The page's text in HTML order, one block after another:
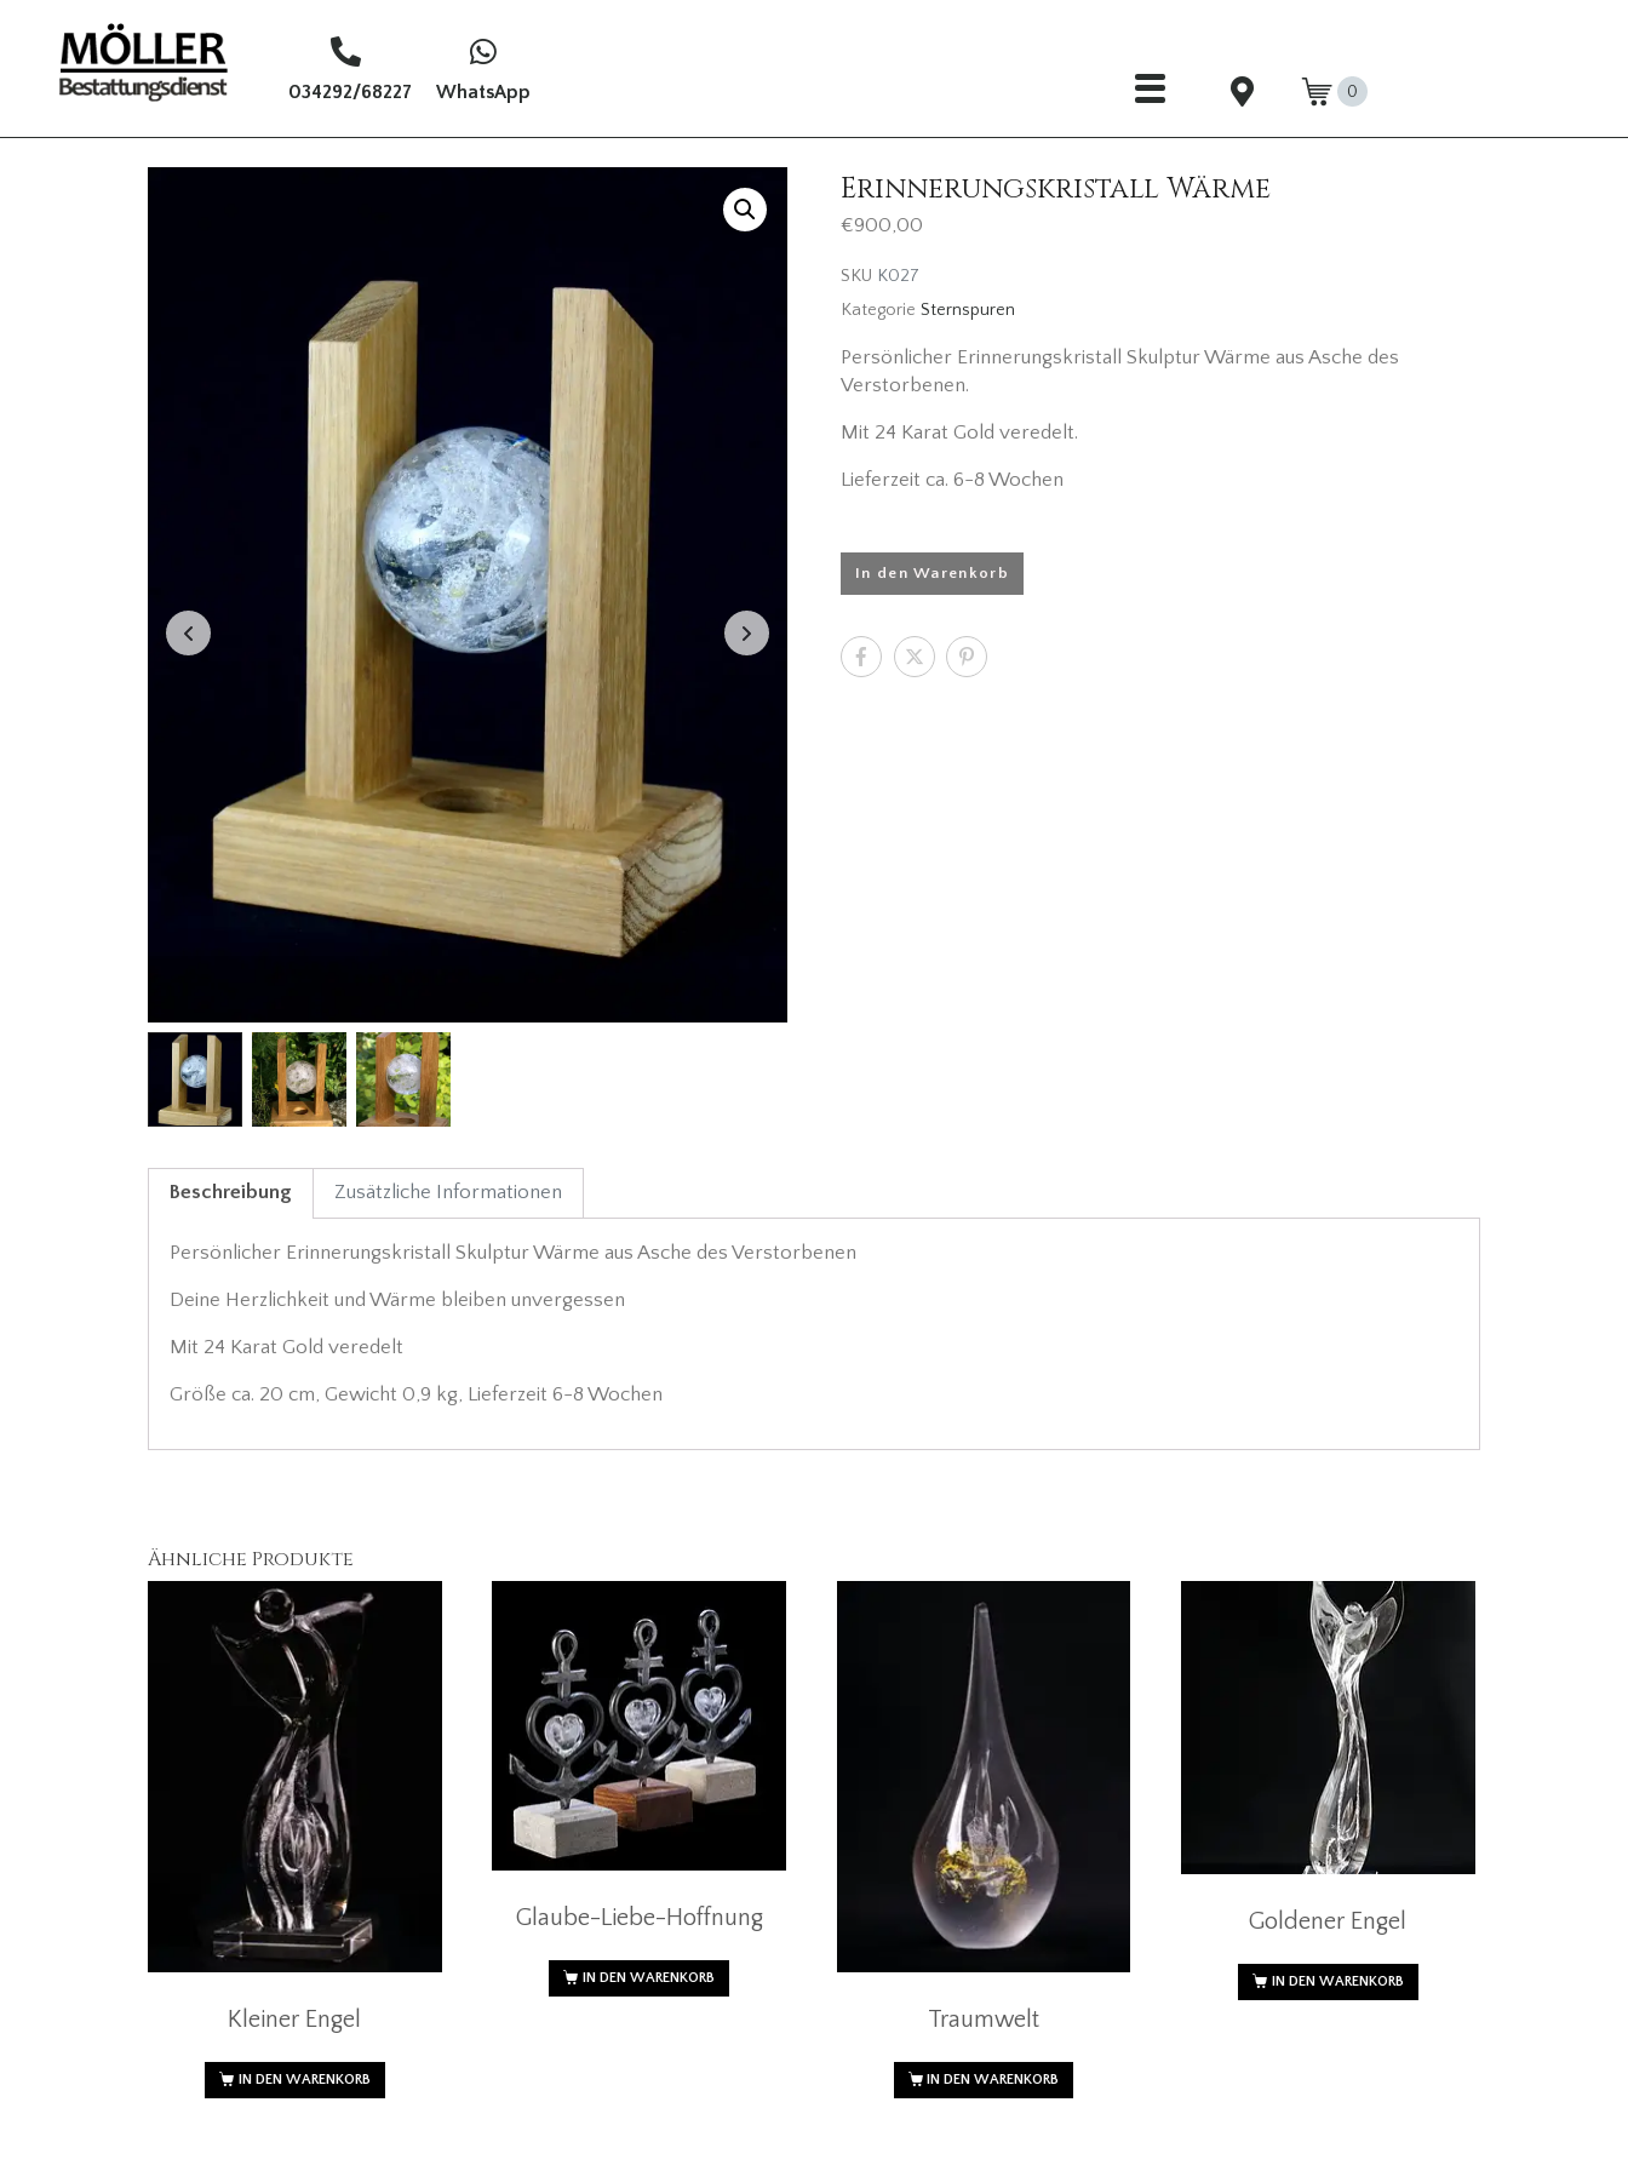
034292/68227 WhatsApp 0
Erinnerungskristall Wärme
€900,00
SKU K027
Kategorie Sternspuren
Persönlicher Erinnerungskristall Skulptur Wärme aus Asche des
Verstorbenen.
Mit 24 Karat Gold veredelt.
Lieferzeit ca. 6-8 Wochen
In den Warenkorb
Beschreibung Zusätzliche Informationen
Persönlicher Erinnerungskristall Skulptur Wärme aus Asche des Verstorbenen
Deine Herzlichkeit und Wärme bleiben unvergessen
Mit 24 Karat Gold veredelt
Größe ca. 20 cm, Gewicht 0,9 kg, Lieferzeit 6-8 Wochen
Ähnliche Produkte
Kleiner Engel
IN DEN WARENKORB
Glaube-Liebe-Hoffnung
IN DEN WARENKORB
Traumwelt
IN DEN WARENKORB
Goldener Engel
IN DEN WARENKORB